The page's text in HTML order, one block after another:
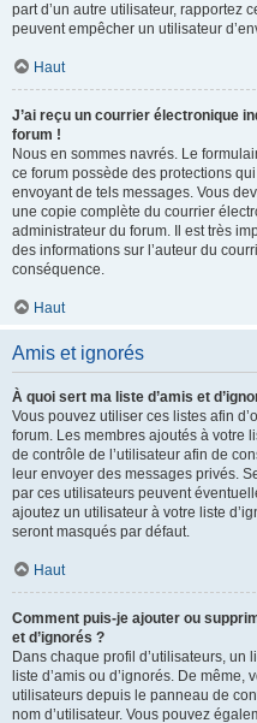
part d’un autre utilisateur, rapportez
peuvent empêcher un utilisateur
Haut
J’ai reçu un courrier électronique
forum !
Nous en sommes navrés. Le
ce forum possède des protections
envoyant de tels messages. Vous
une copie complète du courrier
administrateur du forum. Il est très
des informations sur l’auteur du
conséquence.
Haut
Amis et ignorés
À quoi sert ma liste d’amis et
Vous pouvez utiliser ces listes afin
forum. Les membres ajoutés à votre
de contrôle de l’utilisateur afin de
leur envoyer des messages privés.
par ces utilisateurs peuvent
ajoutez un utilisateur à votre liste
seront masqués par défaut.
Haut
Comment puis-je ajouter ou
et d’ignorés ?
Dans chaque profil d’utilisateurs, un
liste d’amis ou d’ignorés. De
utilisateurs depuis le panneau de
nom d’utilisateur. Vous pouvez